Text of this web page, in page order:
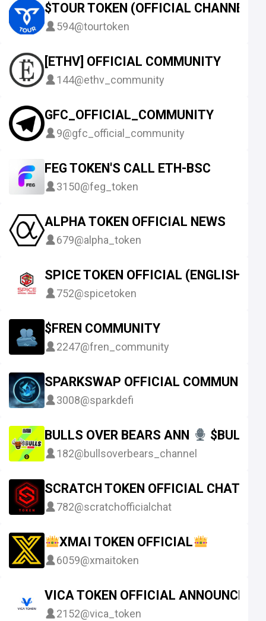
$TOUR TOKEN (OFFICIAL CHANNEL)
594@tourtoken
[ETHV] OFFICIAL COMMUNITY
144@ethv_community
GFC_OFFICIAL_COMMUNITY
9@gfc_official_community
FEG TOKEN'S CALL ETH-BSC
3150@feg_token
ALPHA TOKEN OFFICIAL NEWS
679@alpha_token
SPICE TOKEN OFFICIAL (ENGLISH)
752@spicetoken
$FREN COMMUNITY
2247@fren_community
SPARKSWAP OFFICIAL COMMUNITY
3008@sparkdefi
BULLS OVER BEARS ANN $BULLS
182@bullsoverbears_channel
SCRATCH TOKEN OFFICIAL CHAT -
782@scratchofficialchat
XMAI TOKEN OFFICIAL
6059@xmaitoken
VICA TOKEN OFFICIAL
2152@vica_token